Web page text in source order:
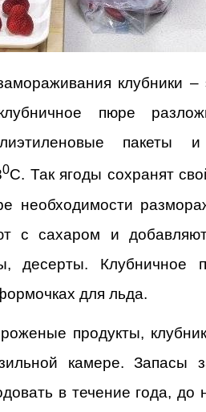
клубники –
пюре
пакеты
0С. Так ягоды сохранят
необходимости
с сахаром и
десерты. Клубничное
для льда.
продукты,
камере. Запасы
в течение года,